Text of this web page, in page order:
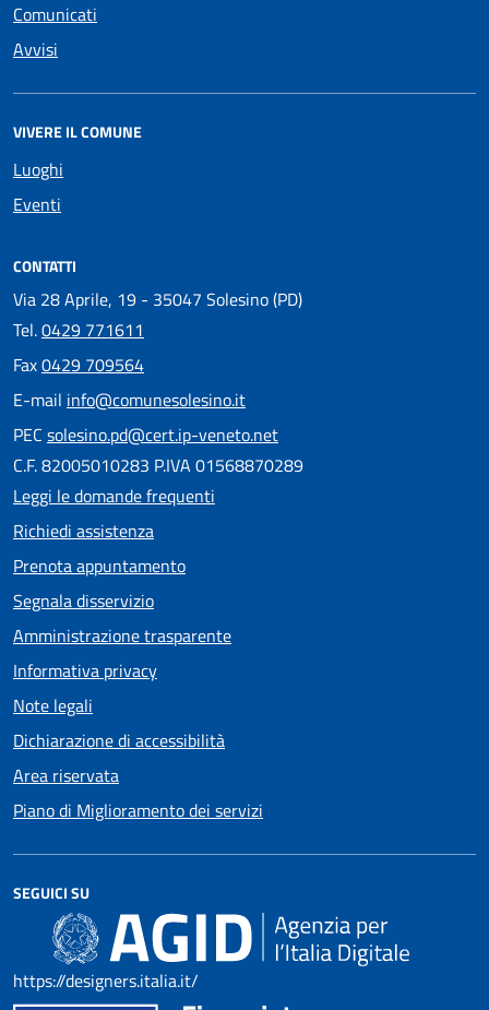
Comunicati
Avvisi
VIVERE IL COMUNE
Luoghi
Eventi
CONTATTI
Via 28 Aprile, 19 - 35047 Solesino (PD)
Tel.0429 771611
Fax0429 709564
E-mail info@comunesolesino.it
PEC solesino.pd@cert.ip-veneto.net
C.F. 82005010283 P.IVA 01568870289
Leggi le domande frequenti
Richiedi assistenza
Prenota appuntamento
Segnala disservizio
Amministrazione trasparente
Informativa privacy
Note legali
Dichiarazione di accessibilità
Area riservata
Piano di Miglioramento dei servizi
SEGUICI SU
https://designers.italia.it/